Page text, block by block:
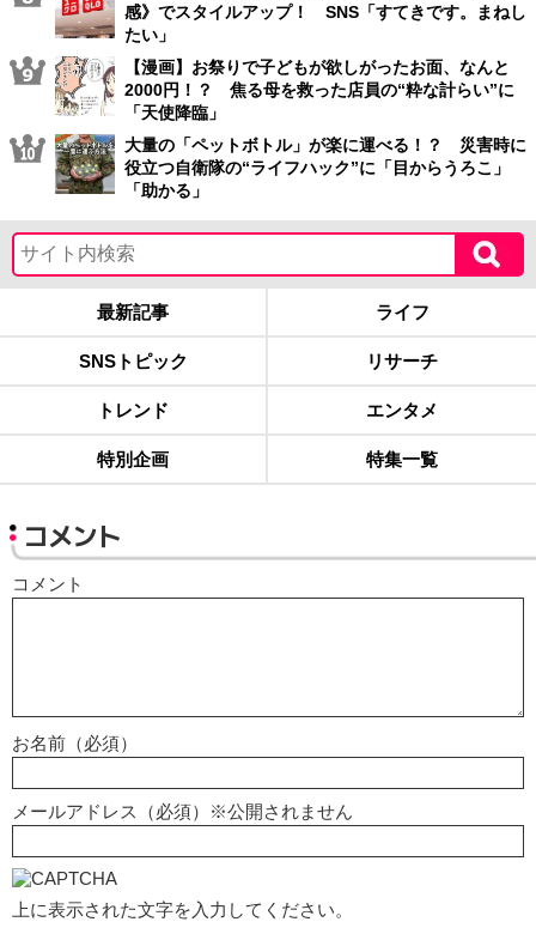
感》でスタイルアップ！ SNS「すてきです。まねし
たい」
【漫画】お祭りで子どもが欲しがったお面、なんと
2000円！？ 焦る母を救った店員の“粋な計らい”に
「天使降臨」
大量の「ペットボトル」が楽に運べる！？ 災害時に
役立つ自衛隊の“ライフハック”に「目からうろこ」
「助かる」
最新記事 ライフ
SNSトピック リサーチ
トレンド エンタメ
特別企画 特集一覧
コメント
コメント
お名前（必須）
メールアドレス（必須）※公開されません
上に表示された文字を入力してください。